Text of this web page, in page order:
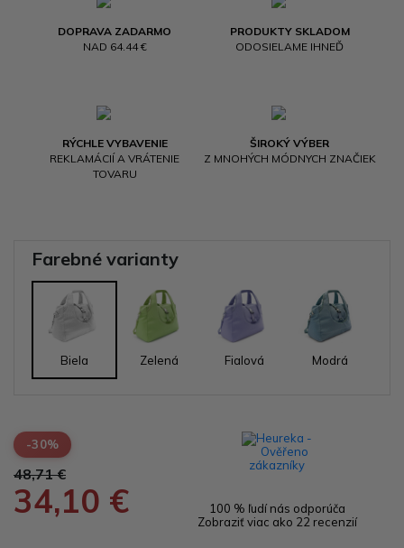
DOPRAVA ZADARMO
NAD 64.44 €
PRODUKTY SKLADOM
ODOSIELAME IHNEĎ
RÝCHLE VYBAVENIE
REKLAMÁCIÍ A VRÁTENIE
TOVARU
ŠIROKÝ VÝBER
Z MNOHÝCH MÓDNYCH ZNAČIEK
Farebné varianty
Biela Zelená Fialová Modrá
-30%
48,71 €
34,10 €
100 % ľudí nás odporúča
Zobraziť viac ako 22 recenzií